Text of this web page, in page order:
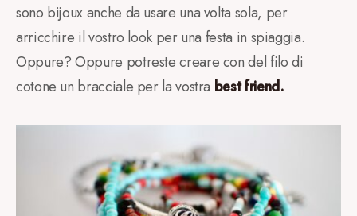
sono bijoux anche da usare una volta sola, per
arricchire il vostro look per una festa in spiaggia.
Oppure? Oppure potreste creare con del filo di
cotone un bracciale per la vostra best friend.